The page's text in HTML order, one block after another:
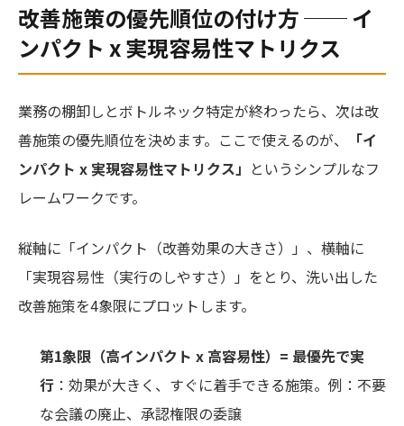
改善施策の優先順位の付け方 ── イ
ンパクト x 実現容易性マトリクス
業務の棚卸しとボトルネック特定が終わったら、次は改
善施策の優先順位を決めます。ここで使えるのが、
「イ
ンパクト x 実現容易性マトリクス」 というシンプルなフ
レームワークです。
縦軸に「インパクト（改善効果の大きさ）」、横軸に
「実現容易性（実行のしやすさ）」をとり、洗い出した
改善施策を4象限にプロットします。
第1象限（高インパクト x 高容易性）= 最優先で実
行 ：効果が大きく、すぐに着手できる施策。例：不要
な会議の廃止、承認権限の委譲